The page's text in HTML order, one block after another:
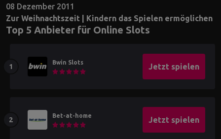
08 Dezember 2011
Zur Weihnachtszeit | Kindern das Spielen ermöglichen
Top 5 Anbieter für Online Slots
Bwin Slots Jetzt spielen
Bet-at-home Jetzt spielen